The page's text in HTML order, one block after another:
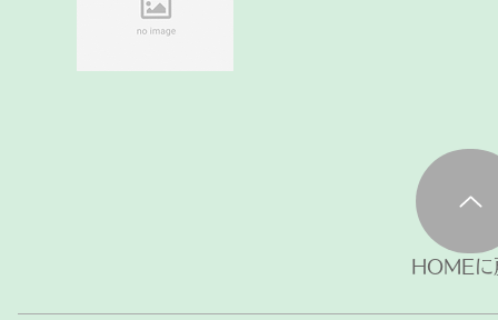
HOMEに